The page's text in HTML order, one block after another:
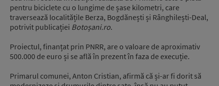
pentru biciclete cu o lungime de șase kilometri, care
traversează localitățile Berza, Bogdănești și Rânghilești-Deal,
potrivit publicației Botoșani.ro.
Proiectul, finanțat prin PNRR, are o valoare de aproximativ
500.000 de euro și se află în prezent în faza de execuție.
Primarul comunei, Anton Cristian, afirmă că și-ar fi dorit să